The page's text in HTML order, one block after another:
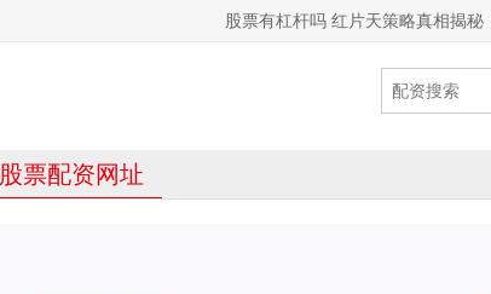
股票有杠杆吗 红片天策略真相揭秘
股票配资网址